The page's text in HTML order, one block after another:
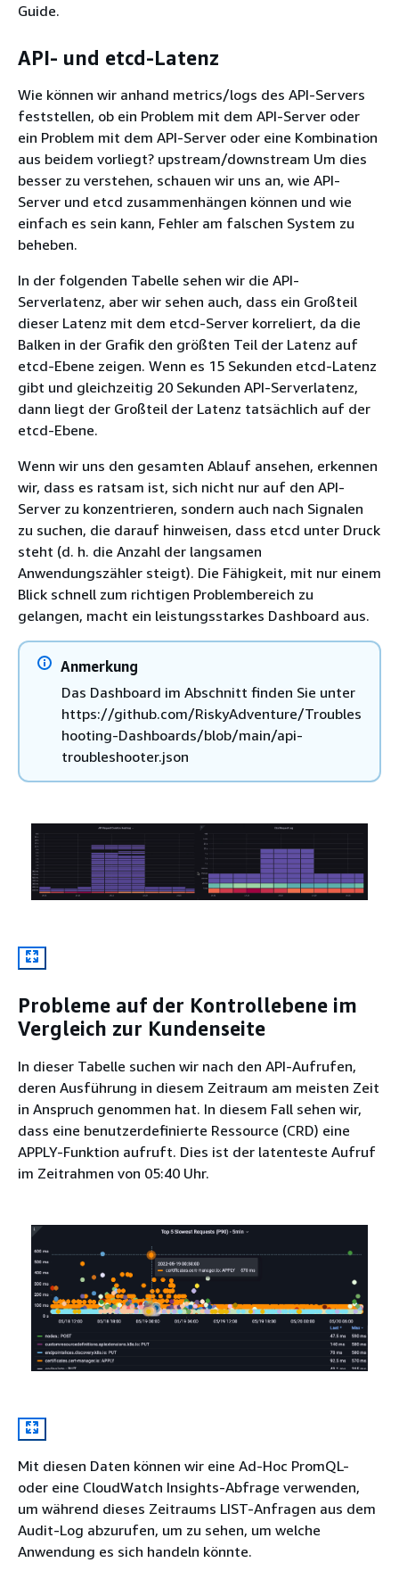
Guide.
API- und etcd-Latenz
Wie können wir anhand metrics/logs des API-Servers
feststellen, ob ein Problem mit dem API-Server oder
ein Problem mit dem API-Server oder eine Kombination
aus beidem vorliegt? upstream/downstream Um dies
besser zu verstehen, schauen wir uns an, wie API-
Server und etcd zusammenhängen können und wie
einfach es sein kann, Fehler am falschen System zu
beheben.
In der folgenden Tabelle sehen wir die API-
Serverlatenz, aber wir sehen auch, dass ein Großteil
dieser Latenz mit dem etcd-Server korreliert, da die
Balken in der Grafik den größten Teil der Latenz auf
etcd-Ebene zeigen. Wenn es 15 Sekunden etcd-Latenz
gibt und gleichzeitig 20 Sekunden API-Serverlatenz,
dann liegt der Großteil der Latenz tatsächlich auf der
etcd-Ebene.
Wenn wir uns den gesamten Ablauf ansehen, erkennen
wir, dass es ratsam ist, sich nicht nur auf den API-
Server zu konzentrieren, sondern auch nach Signalen
zu suchen, die darauf hinweisen, dass etcd unter Druck
steht (d. h. die Anzahl der langsamen
Anwendungszähler steigt). Die Fähigkeit, mit nur einem
Blick schnell zum richtigen Problembereich zu
gelangen, macht ein leistungsstarkes Dashboard aus.
Anmerkung
Das Dashboard im Abschnitt finden Sie unter
https://github.com/RiskyAdventure/Troubles
hooting-Dashboards/blob/main/api-
troubleshooter.json
Probleme auf der Kontrollebene im
Vergleich zur Kundenseite
In dieser Tabelle suchen wir nach den API-Aufrufen,
deren Ausführung in diesem Zeitraum am meisten Zeit
in Anspruch genommen hat. In diesem Fall sehen wir,
dass eine benutzerdefinierte Ressource (CRD) eine
APPLY-Funktion aufruft. Dies ist der latenteste Aufruf
im Zeitrahmen von 05:40 Uhr.
Mit diesen Daten können wir eine Ad-Hoc PromQL-
oder eine CloudWatch Insights-Abfrage verwenden,
um während dieses Zeitraums LIST-Anfragen aus dem
Audit-Log abzurufen, um zu sehen, um welche
Anwendung es sich handeln könnte.